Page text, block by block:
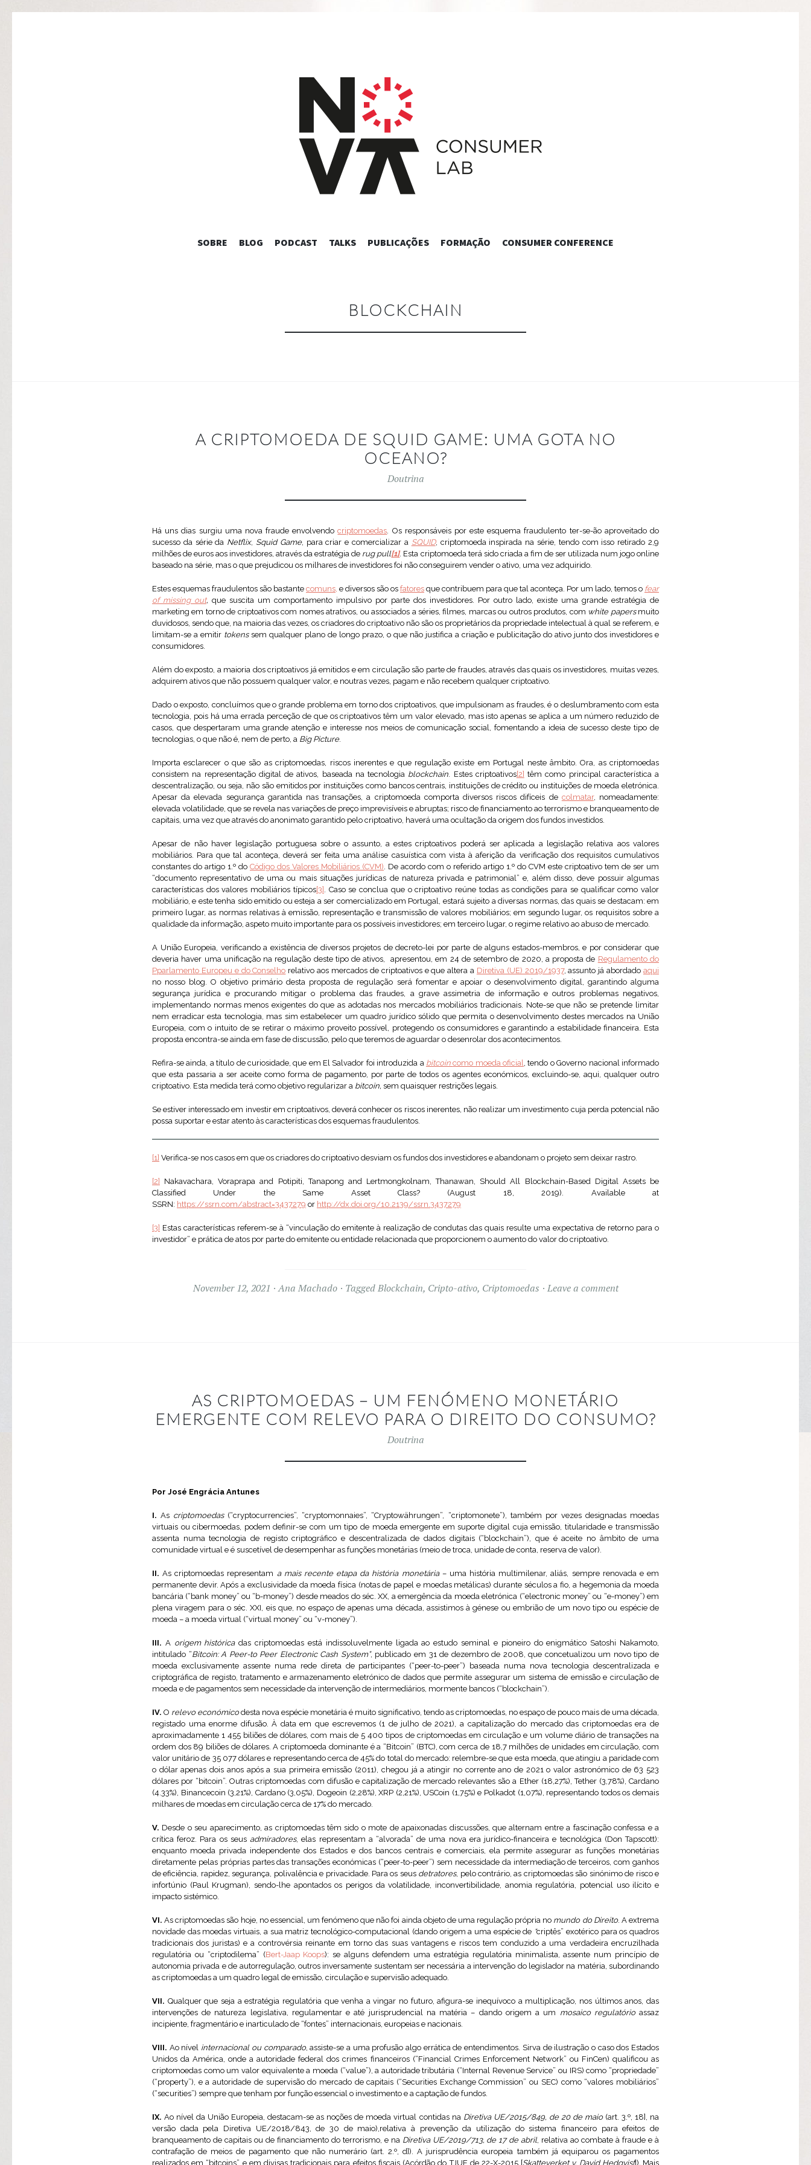
SKIP
SOBRE BLOG PODCAST TALKS PUBLICAÇÕES FORMAÇÃO CONSUMER CONFERENCE
BLOCKCHAIN
A CRIPTOMOEDA DE SQUID GAME: UMA GOTA NO
OCEANO?
Doutrina
Há uns dias surgiu uma nova fraude envolvendocriptomoedas. Os responsáveis por este esquema fraudulento ter-se-ão aproveitado do
sucesso da série da Netflix, Squid Game, para criar e comercializar a SQUID, criptomoeda inspirada na série, tendo com isso retirado 2,9
milhões de euros aos investidores, através da estratégia de rug pull[1]. Esta criptomoeda terá sido criada a fim de ser utilizada num jogo online
baseado na série, mas o que prejudicou os milhares de investidores foi não conseguirem vender o ativo, uma vez adquirido.
Estes esquemas fraudulentos são bastante comuns, e diversos são os fatores que contribuem para que tal aconteça. Por um lado, temos o fear
of missing out, que suscita um comportamento impulsivo por parte dos investidores. Por outro lado, existe uma grande estratégia de
marketing em torno de criptoativos com nomes atrativos, ou associados a séries, filmes, marcas ou outros produtos, com white papers muito
duvidosos, sendo que, na maioria das vezes, os criadores do criptoativo não são os proprietários da propriedade intelectual à qual se referem, e
limitam-se a emitir tokens sem qualquer plano de longo prazo, o que não justifica a criação e publicitação do ativo junto dos investidores e
consumidores.
Além do exposto, a maioria dos criptoativos já emitidos e em circulação são parte de fraudes, através das quais os investidores, muitas vezes,
adquirem ativos que não possuem qualquer valor, e noutras vezes, pagam e não recebem qualquer criptoativo.
Dado o exposto, concluímos que o grande problema em torno dos criptoativos, que impulsionam as fraudes, é o deslumbramento com esta
tecnologia, pois há uma errada perceção de que os criptoativos têm um valor elevado, mas isto apenas se aplica a um número reduzido de
casos, que despertaram uma grande atenção e interesse nos meios de comunicação social, fomentando a ideia de sucesso deste tipo de
tecnologias, o que não é, nem de perto, a Big Picture.
Importa esclarecer o que são as criptomoedas, riscos inerentes e que regulação existe em Portugal neste âmbito. Ora, as criptomoedas
consistem na representação digital de ativos, baseada na tecnologia blockchain. Estes criptoativos[2] têm como principal característica a
descentralização, ou seja, não são emitidos por instituições como bancos centrais, instituições de crédito ou instituições de moeda eletrónica.
Apesar da elevada segurança garantida nas transações, a criptomoeda comporta diversos riscos difíceis de colmatar, nomeadamente:
elevada volatilidade, que se revela nas variações de preço imprevisíveis e abruptas; risco de financiamento ao terrorismo e branqueamento de
capitais, uma vez que através do anonimato garantido pelo criptoativo, haverá uma ocultação da origem dos fundos investidos.
Apesar de não haver legislação portuguesa sobre o assunto, a estes criptoativos poderá ser aplicada a legislação relativa aos valores
mobiliários. Para que tal aconteça, deverá ser feita uma análise casuística com vista à aferição da verificação dos requisitos cumulativos
constantes do artigo 1.º do Código dos Valores Mobiliários (CVM). De acordo com o referido artigo 1.º do CVM este criptoativo tem de ser um
“documento representativo de uma ou mais situações jurídicas de natureza privada e patrimonial” e, além disso, deve possuir algumas
características dos valores mobiliários típicos[3] . Caso se conclua que o criptoativo reúne todas as condições para se qualificar como valor
mobiliário, e este tenha sido emitido ou esteja a ser comercializado em Portugal, estará sujeito a diversas normas, das quais se destacam: em
primeiro lugar, as normas relativas à emissão, representação e transmissão de valores mobiliários; em segundo lugar, os requisitos sobre a
qualidade da informação, aspeto muito importante para os possíveis investidores; em terceiro lugar, o regime relativo ao abuso de mercado.
A União Europeia, verificando a existência de diversos projetos de decreto-lei por parte de alguns estados-membros, e por considerar que
deveria haver uma unificação na regulação deste tipo de ativos, apresentou, em 24 de setembro de 2020, a proposta de Regulamento do
Pparlamento Europeu e do Conselho relativo aos mercados de criptoativos e que altera a Diretiva (UE) 2019/1937, assunto já abordadoaqui
no nosso blog. O objetivo primário desta proposta de regulação será fomentar e apoiar o desenvolvimento digital, garantindo alguma
segurança jurídica e procurando mitigar o problema das fraudes, a grave assimetria de informação e outros problemas negativos,
implementando normas menos exigentes do que as adotadas nos mercados mobiliários tradicionais. Note-se que não se pretende limitar
nem erradicar esta tecnologia, mas sim estabelecer um quadro jurídico sólido que permita o desenvolvimento destes mercados na União
Europeia, com o intuito de se retirar o máximo proveito possível, protegendo os consumidores e garantindo a estabilidade financeira. Esta
proposta encontra-se ainda em fase de discussão, pelo que teremos de aguardar o desenrolar dos acontecimentos.
Refira-se ainda, a título de curiosidade, que em El Salvador foi introduzida a bitcoincomo moeda oficial, tendo o Governo nacional informado
que esta passaria a ser aceite como forma de pagamento, por parte de todos os agentes económicos, excluindo-se, aqui, qualquer outro
criptoativo. Esta medida terá como objetivo regularizar a bitcoin, sem quaisquer restrições legais.
Se estiver interessado em investir em criptoativos, deverá conhecer os riscos inerentes, não realizar um investimento cuja perda potencial não
possa suportar e estar atento às características dos esquemas fraudulentos.
[1] Verifica-se nos casos em que os criadores do criptoativo desviam os fundos dos investidores e abandonam o projeto sem deixar rastro.
[2]
Nakavachara, Voraprapa and Potipiti, Tanapong and Lertmongkolnam, Thanawan, Should All Blockchain-Based Digital Assets be
Classified Under the Same Asset Class? (August 18, 2019). Available at
SSRN: https://ssrn.com/abstract=3437279 or http://dx.doi.org/10.2139/ssrn.3437279
[3] Estas características referem-se à “vinculação do emitente à realização de condutas das quais resulte uma expectativa de retorno para o
investidor” e prática de atos por parte do emitente ou entidade relacionada que proporcionem o aumento do valor do criptoativo.
November 12, 2021 Ana Machado TaggedBlockchain, Cripto-ativo, Criptomoedas Leave a comment
AS CRIPTOMOEDAS – UM FENÓMENO MONETÁRIO
EMERGENTE COM RELEVO PARA O DIREITO DO CONSUMO?
Doutrina
Por José Engrácia Antunes
I. As criptomoedas(“cryptocurrencies”, “cryptomonnaies”, “Cryptowährungen”, “criptomonete”), também por vezes designadas moedas
virtuais ou cibermoedas, podem definir-se com um tipo de moeda emergente em suporte digital cuja emissão, titularidade e transmissão
assenta numa tecnologia de registo criptográfico e descentralizada de dados digitais (“blockchain”), que é aceite no âmbito de uma
comunidade virtual e é suscetível de desempenhar as funções monetárias (meio de troca, unidade de conta, reserva de valor).
II. As criptomoedas representam a mais recente etapa da história monetária– uma história multimilenar, aliás, sempre renovada e em
permanente devir. Após a exclusividade da moeda física (notas de papel e moedas metálicas) durante séculos a fio, a hegemonia da moeda
bancária (“bank money” ou “b-money”) desde meados do séc. XX, a emergência da moeda eletrónica (“electronic money” ou “e-money”) em
plena viragem para o séc. XXI, eis que, no espaço de apenas uma década, assistimos à génese ou embrião de um novo tipo ou espécie de
moeda – a moeda virtual (“virtual money” ou “v-money”).
III. A origem históricadas criptomoedas está indissoluvelmente ligada ao estudo seminal e pioneiro do enigmático Satoshi Nakamoto,
intitulado “Bitcoin: A Peer-to Peer Electronic Cash System”, publicado em 31 de dezembro de 2008, que concetualizou um novo tipo de
moeda exclusivamente assente numa rede direta de participantes (“peer-to-peer”) baseada numa nova tecnologia descentralizada e
criptográfica de registo, tratamento e armazenamento eletrónico de dados que permite assegurar um sistema de emissão e circulação de
moeda e de pagamentos sem necessidade da intervenção de intermediários, mormente bancos (“blockchain”).
IV. O relevo económicodesta nova espécie monetária é muito significativo, tendo as criptomoedas, no espaço de pouco mais de uma década,
registado uma enorme difusão. À data em que escrevemos (1 de julho de 2021), a capitalização do mercado das criptomoedas era de
aproximadamente 1 455 biliões de dólares, com mais de 5 400 tipos de criptomoedas em circulação e um volume diário de transações na
ordem dos 89 biliões de dólares. A criptomoeda dominante é a “Bitcoin” (BTC), com cerca de 18,7 milhões de unidades em circulação, com
valor unitário de 35 077 dólares e representando cerca de 45% do total do mercado: relembre-se que esta moeda, que atingiu a paridade com
o dólar apenas dois anos após a sua primeira emissão (2011), chegou já a atingir no corrente ano de 2021 o valor astronómico de 63 523
dólares por “bitcoin”. Outras criptomoedas com difusão e capitalização de mercado relevantes são a Ether (18,27%), Tether (3,78%), Cardano
(4.33%), Binancecoin (3,21%), Cardano (3,05%), Dogeoin (2,28%), XRP (2,21%), USCoin (1,75%) e Polkadot (1,07%), representando todos os demais
milhares de moedas em circulação cerca de 17% do mercado.
V. Desde o seu aparecimento, as criptomoedas têm sido o mote de apaixonadas discussões, que alternam entre a fascinação confessa e a
crítica feroz. Para os seusadmiradores, elas representam a “alvorada” de uma nova era jurídico-financeira e tecnológica (Don Tapscott):
enquanto moeda privada independente dos Estados e dos bancos centrais e comerciais, ela permite assegurar as funções monetárias
diretamente pelas próprias partes das transações económicas (“peer-to-peer”) sem necessidade da intermediação de terceiros, com ganhos
de eficiência, rapidez, segurança, polivalência e privacidade. Para os seus detratores, pelo contrário, as criptomoedas são sinónimo de risco e
infortúnio (Paul Krugman), sendo-lhe apontados os perigos da volatilidade, inconvertibilidade, anomia regulatória, potencial uso ilícito e
impacto sistémico.
VI. As criptomoedas são hoje, no essencial, um fenómeno que não foi ainda objeto de uma regulação própria no mundo do Direito. A extrema
novidade das moedas virtuais, a sua matriz tecnológico-computacional (dando origem a uma espécie de “criptês” exotérico para os quadros
tradicionais dos juristas) e a controvérsia reinante em torno das suas vantagens e riscos tem conduzido a uma verdadeira encruzilhada
regulatória ou “criptodilema” (Bert-Jaap Koops): se alguns defendem uma estratégia regulatória minimalista, assente num princípio de
autonomia privada e de autorregulação, outros inversamente sustentam ser necessária a intervenção do legislador na matéria, subordinando
as criptomoedas a um quadro legal de emissão, circulação e supervisão adequado.
VII. Qualquer que seja a estratégia regulatória que venha a vingar no futuro, afigura-se inequívoco a multiplicação, nos últimos anos, das
intervenções de natureza legislativa, regulamentar e até jurisprudencial na matéria – dando origem a um mosaico regulatórioassaz
incipiente, fragmentário e inarticulado de “fontes” internacionais, europeias e nacionais.
VIII. Ao nível internacional ou comparado, assiste-se a uma profusão algo errática de entendimentos. Sirva de ilustração o caso dos Estados
Unidos da América, onde a autoridade federal dos crimes financeiros (“Financial Crimes Enforcement Network” ou FinCen) qualificou as
criptomoedas como um valor equivalente a moeda (“value”), a autoridade tributária (“Internal Revenue Service” ou IRS) como “propriedade”
(“property”), e a autoridade de supervisão do mercado de capitais (“Securities Exchange Commission” ou SEC) como “valores mobiliários”
(“securities”) sempre que tenham por função essencial o investimento e a captação de fundos.
IX. Ao nível da União Europeia, destacam-se as noções de moeda virtual contidas na Diretiva UE/2015/849, de 20 de maio (art. 3.º, 18], na
versão dada pela Diretiva UE/2018/843, de 30 de maio),relativa à prevenção da utilização do sistema financeiro para efeitos de
branqueamento de capitais ou de financiamento do terrorismo, e na Diretiva UE/2019/713, de 17 de abril, relativa ao combate à fraude e à
contrafação de meios de pagamento que não numerário (art. 2.º, d]). A jurisprudência europeia também já equiparou os pagamentos
realizados em “bitcoins” e em divisas tradicionais para efeitos fiscais (Acórdão do TJUE de 22-X-2015 [Skatteverket v. David Hedqvist]). Mais